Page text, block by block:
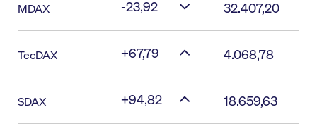
MDAX -23,92 32.407,20
TecDAX +67,79 4.068,78
SDAX +94,82 18.659,63